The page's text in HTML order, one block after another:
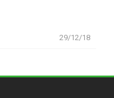
29/12/18